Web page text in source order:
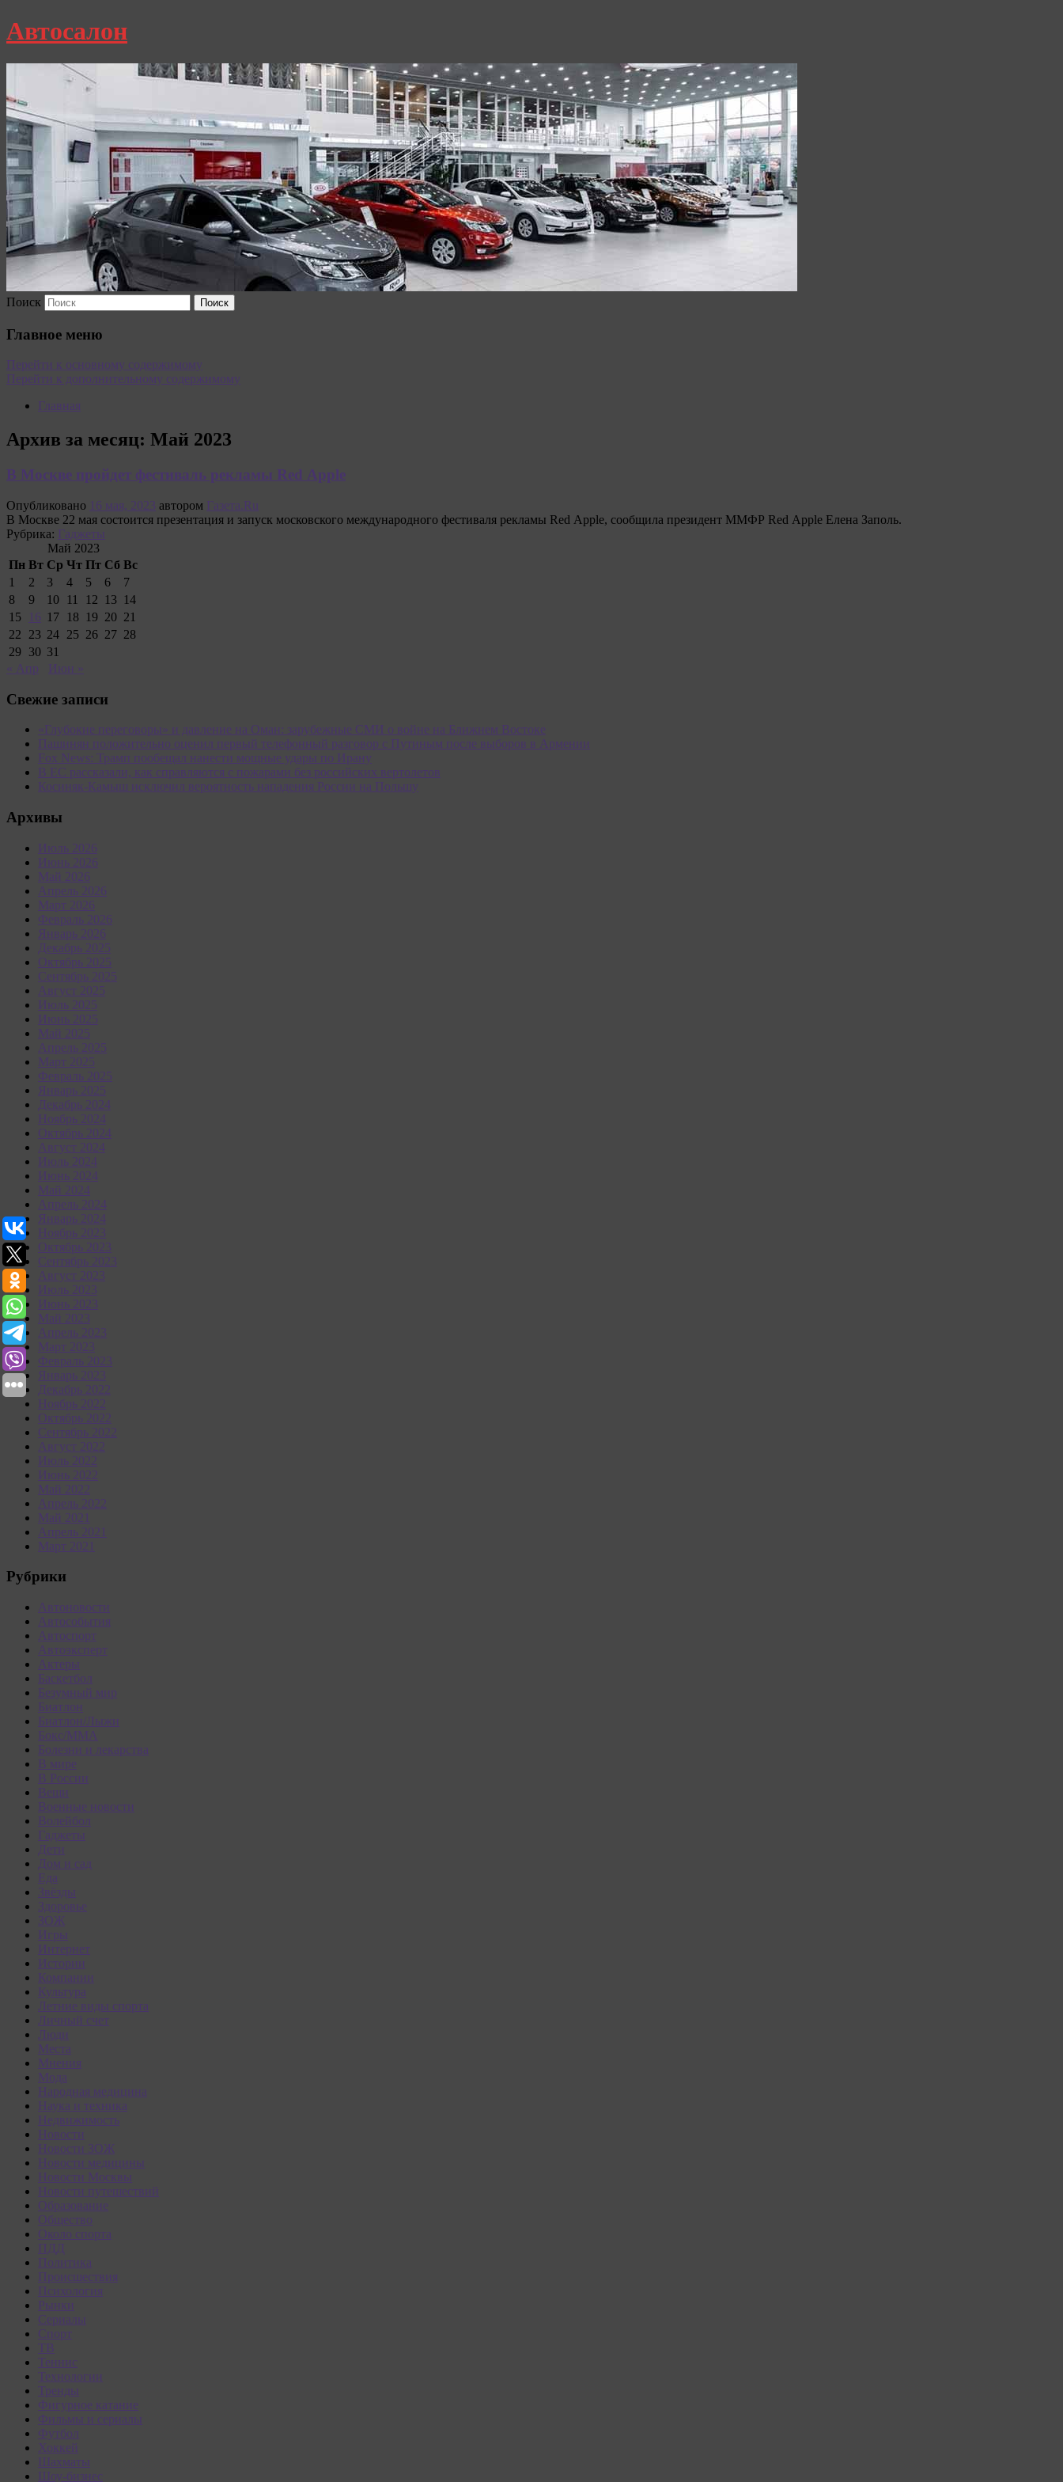
Автосалон
Поиск
Главное меню
Перейти к основному содержимому
Перейти к дополнительному содержимому
Главная
Архив за месяц: Май 2023
В Москве пройдет фестиваль рекламы Red Apple
Опубликовано 16 мая, 2023 автором Газета.Ru
В Москве 22 мая состоится презентация и запуск московского международного фестиваля рекламы Red Apple, сообщила президент ММФР Red Apple Елена Заполь.
Рубрика: Гаджеты
Май 2023
Пн Вт Ср Чт Пт Сб Вс
1
2 3 4 5 6
7
8
9 10 11 12 13
14
15
16 17 18 19 20 21
22
23 24 25 26 27 28
29 30 31
« Апр
Июн »
Свежие записи
«Глубокие переговоры» и давление на Оман: зарубежные СМИ о войне на Ближнем Востоке
Пашинян положительно оценил первый телефонный разговор с Путиным после выборов в Армении
Fox News: Трамп пообещал нанести мощные удары по Ирану
В ЕС рассказали, как справляются с пожарами без российских вертолетов
Косиняк-Камыш исключил вероятность нападения России на Польшу
Архивы
Июль 2026
Июнь 2026
Май 2026
Апрель 2026
Март 2026
Февраль 2026
Январь 2026
Декабрь 2025
Октябрь 2025
Сентябрь 2025
Август 2025
Июль 2025
Июнь 2025
Май 2025
Апрель 2025
Март 2025
Февраль 2025
Январь 2025
Декабрь 2024
Ноябрь 2024
Октябрь 2024
Август 2024
Июль 2024
Июнь 2024
Май 2024
Апрель 2024
Январь 2024
Ноябрь 2023
Октябрь 2023
Сентябрь 2023
Август 2023
Июль 2023
Июнь 2023
Май 2023
Апрель 2023
Март 2023
Февраль 2023
Январь 2023
Декабрь 2022
Ноябрь 2022
Октябрь 2022
Сентябрь 2022
Август 2022
Июль 2022
Июнь 2022
Май 2022
Апрель 2022
Май 2021
Апрель 2021
Март 2021
Рубрики
Автоновости
Автособытия
Автоспорт
Автоэксперт
Актеры
Баскетбол
Безумный мир
Биатлон
Биатлон/Лыжи
Бокс/MMA
Болезни и лекарства
В мире
В России
Вещи
Военные новости
Волейбол
Гаджеты
Дети
Дом и сад
Еда
Звёзды
Здоровье
ЗОЖ
Игры
Интернет
Истории
Компании
Культура
Летние виды спорта
Личный счет
Люди
Места
Мнения
Мода
Народная медицина
Наука и техника
Недвижимость
Новости
Новости ЗОЖ
Новости медицины
Новости Москвы
Новости путешествий
Образование
Общество
Около спорта
ПДД
Политика
Происшествия
Психология
Рынки
Сериалы
Спорт
ТВ
Теннис
Технологии
Тренды
Фигурное катание
Фильмы и сериалы
Футбол
Хоккей
Шахматы
Шоу-бизнес